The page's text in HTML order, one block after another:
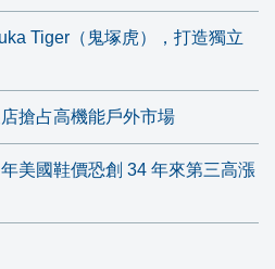
Tiger（鬼塚虎），打造獨立
搶占高機能戶外市場
美國鞋價恐創 34 年來第三高漲